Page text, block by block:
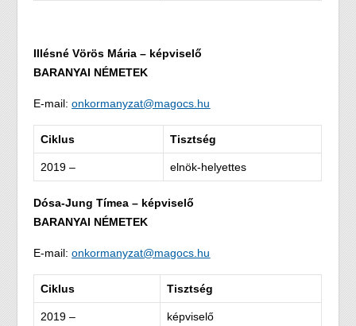
Illésné Vörös Mária – képviselő
BARANYAI NÉMETEK
E-mail:onkormanyzat@magocs.hu
Ciklus Tisztség
2019 – elnök-helyettes
Dósa-Jung Tímea – képviselő
BARANYAI NÉMETEK
E-mail:onkormanyzat@magocs.hu
Ciklus Tisztség
2019 – képviselő